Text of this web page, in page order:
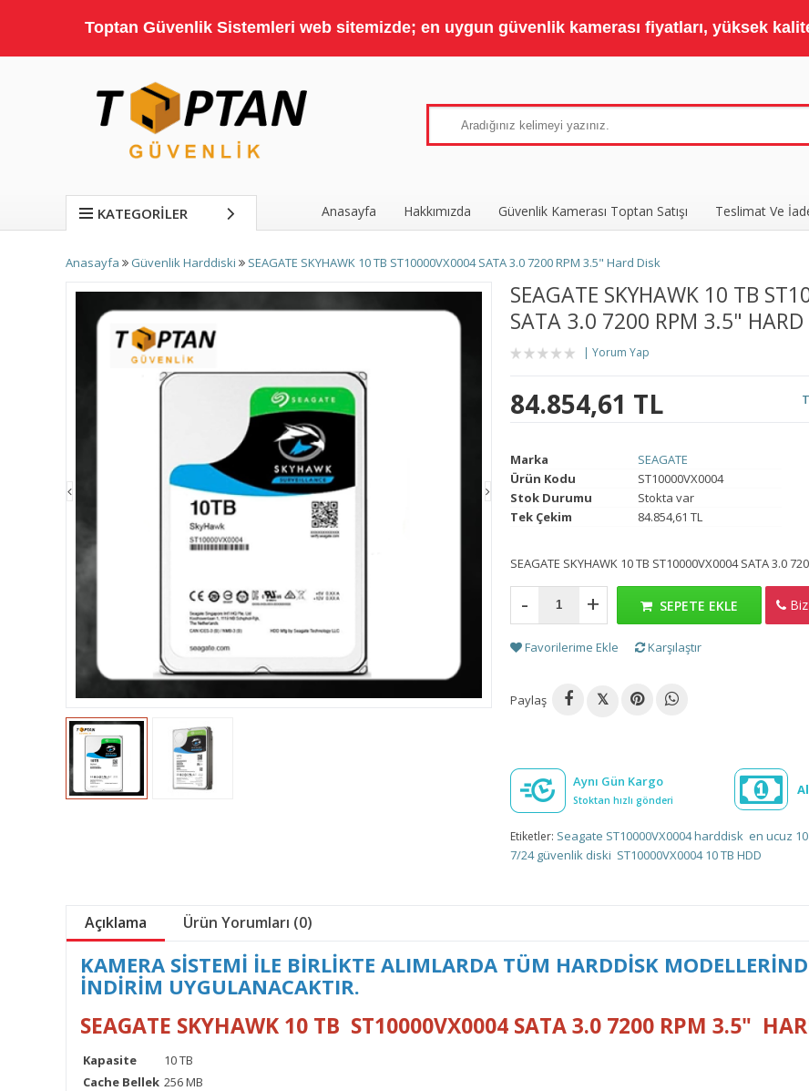
Toptan Güvenlik Sistemleri web sitemizde; en uygun güvenlik kamerası fiyatları, yüksek
KATEGORILER Anasayfa Hakkımızda Güvenlik Kamerası Toptan Satışı Teslimat Ve
Anasayfa Güvenlik Harddiski SEAGATE SKYHAWK 10 TB ST10000VX0004 SATA 3.0 7200 RPM 3.5" Hard Disk
SEAGATE SKYHAWK 10 TB
SATA 3.0 7200 RPM 3.5" HARD
Yorum Yap
84.854,61 TL
Marka
SEAGATE
Ürün Kodu
ST10000VX0004
Stok Durumu
Stokta var
Tek Çekim
84.854,61 TL
SEAGATE SKYHAWK 10 TB ST10000VX0004 SATA 3.0
- + SEPETE EKLE
Favorilerime Ekle Karşılaştır
Paylaş 𝕏
Aynı Gün Kargo
Stoktan hızlı gönderi
Etiketler: Seagate ST10000VX0004 harddisk en ucuz
7/24 güvenlik diski ST10000VX0004 10 TB HDD
Açıklama Ürün Yorumları (0)
KAMERA SİSTEMİ İLE BİRLİKTE ALIMLARDA TÜM HARDDİSK
İNDİRİM UYGULANACAKTIR.
SEAGATE SKYHAWK 10 TB ST10000VX0004 SATA 3.0 7200 RPM 3.5"
Kapasite
10 TB
Cache Bellek 256 MB